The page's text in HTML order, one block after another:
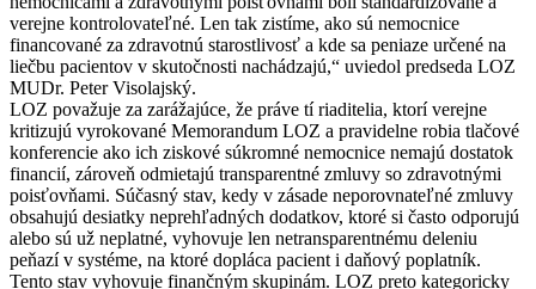
verejne kontrolovateľné. Len tak zistíme, ako sú nemocnice
financované za zdravotnú starostlivosť a kde sa peniaze určené na
liečbu pacientov v skutočnosti nachádzajú,“ uviedol predseda LOZ
MUDr. Peter Visolajský.
LOZ považuje za zarážajúce, že práve tí riaditelia, ktorí verejne
kritizujú vyrokované Memorandum LOZ a pravidelne robia tlačové
konferencie ako ich ziskové súkromné nemocnice nemajú dostatok
financií, zároveň odmietajú transparentné zmluvy so zdravotnými
poisťovňami. Súčasný stav, kedy v zásade neporovnateľné zmluvy
obsahujú desiatky neprehľadných dodatkov, ktoré si často odporujú
alebo sú už neplatné, vyhovuje len netransparentnému deleniu
peňazí v systéme, na ktoré dopláca pacient i daňový poplatník.
Tento stav vyhovuje finančným skupinám. LOZ preto kategoricky